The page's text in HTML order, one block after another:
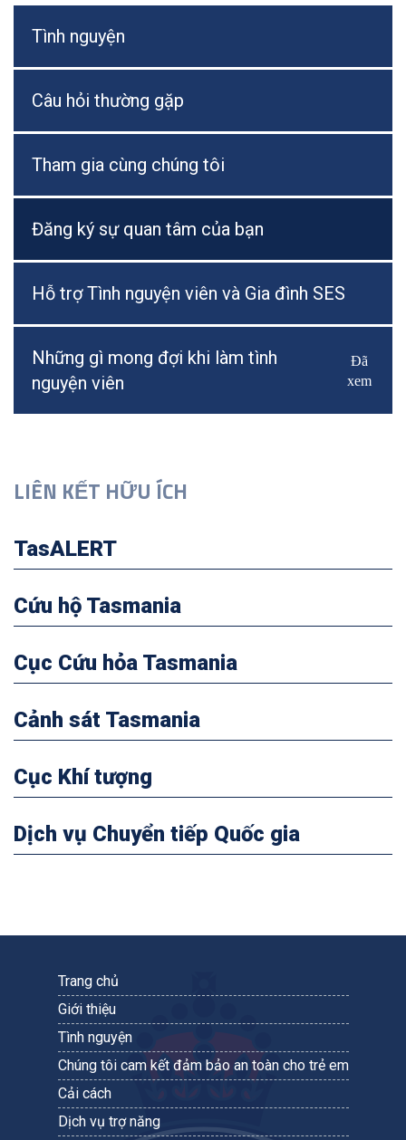
Tình nguyện
Câu hỏi thường gặp
Tham gia cùng chúng tôi
Đăng ký sự quan tâm của bạn
Hỗ trợ Tình nguyện viên và Gia đình SES
Những gì mong đợi khi làm tình
nguyện viên
Bật/Tắt
Đã
xem
LIÊN KẾT HỮU ÍCH
TasALERT
Cứu hộ Tasmania
Cục Cứu hỏa Tasmania
Cảnh sát Tasmania
Cục Khí tượng
Dịch vụ Chuyển tiếp Quốc gia
Trang chủ
Giới thiệu
Tình nguyện
Chúng tôi cam kết đảm bảo an toàn cho trẻ em
Cải cách
Dịch vụ trợ năng